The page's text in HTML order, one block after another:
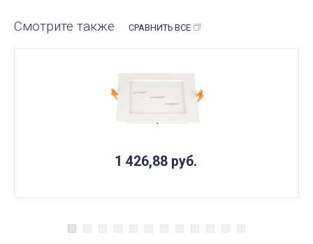
Смотрите также СРАВНИТЬ ВСЕ
1 426,88 руб.